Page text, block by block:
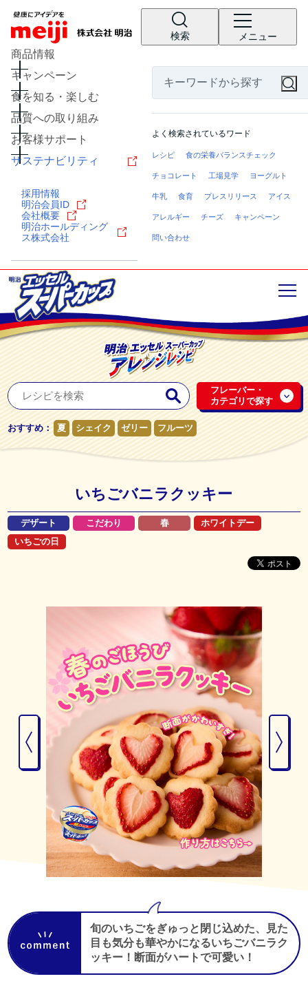
検索 メニュー
商品情報
キャンペーン
食を知る・楽しむ
品質への取り組み
お客様サポート
サステナビリティ
採用情報
明治会員ID
会社概要
明治ホールディング
ス株式会社
よく検索されているワード
レシピ 食の栄養バランスチェック
チョコレート 工場見学 ヨーグルト
牛乳 食育 プレスリリース アイス
アレルギー チーズ キャンペーン
問い合わせ
フレーバー・
カテゴリで探す
おすすめ： 夏 シェイク ゼリー フルーツ
いちごバニラクッキー
デザート こだわり 春
ホワイトデー
いちごの日
旬のいちごをぎゅっと閉じ込めた、見た
目も気分も華やかになるいちごバニラク
ッキー！断面がハートで可愛い！